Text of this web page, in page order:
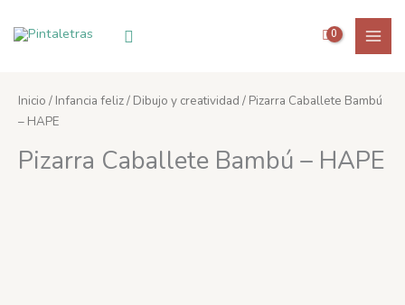
Buscar
Inicio / Infancia feliz/ Dibujo y creatividad / Pizarra Caballete Bambú
– HAPE
Pizarra Caballete Bambú – HAPE